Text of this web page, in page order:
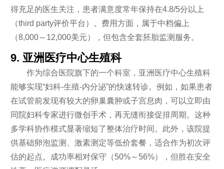
得充足的医生关注，患者满意度常年保持在4.8/5分以上
（third party评价平台）。费用方面，属于中档偏上
（8,000～12,000美元），但包含全套胚胎监测服务。
9. 亚洲医疗中心生殖科
作为综合医院旗下的一个科室，亚洲医疗中心生殖科
能够实现“妇科-生殖-内分泌”的快速转诊。例如，如果患者
在试管前发现有较大的卵巢囊肿或子宫息肉，可以立即由
同院妇科专家进行微创手术，再无缝衔接促排周期。这种
多学科协作模式显著缩短了整体治疗时间。此外，该院提
供基础卵泡监测、激素测定等低价套餐，适合作为初次评
估的起点。成功率相对保守（50%～56%），但胜在安全